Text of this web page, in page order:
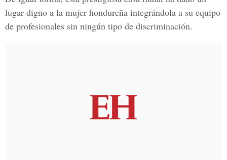
lugar digno a la mujer hondureña integrándola a su equipo
de profesionales sin ningún tipo de discriminación.